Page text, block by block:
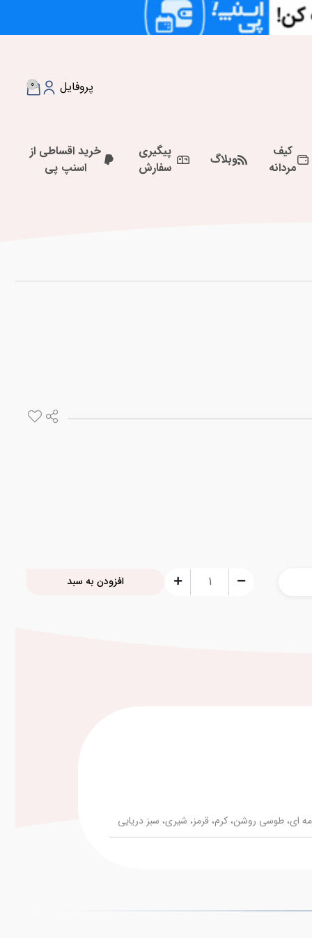
0 پروفایل
کیف
مردانه
وبلاگ
پیگیری
سفارش
خرید اقساطی از
اسنپ پی
افزودن به سبد
ای، طوسی روشن، کرم، قرمز، شیری، سبز دریایی